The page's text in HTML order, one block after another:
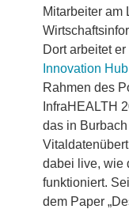
Mitarbeiter am
Dort arbeitet er
Innovation
Rahmen des
InfraHEALTH
das in
dabei live, wie
funktioniert.
dem Paper